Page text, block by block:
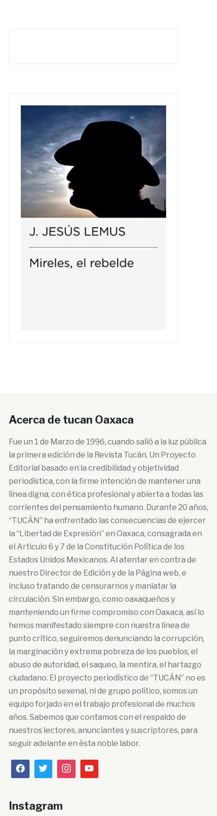
Acerca de tucan Oaxaca
Fue un 1 de Marzo de 1996, cuando salió a la luz pública
la primera edición de la Revista Tucán. Un Proyecto
Editorial basado en la credibilidad y objetividad
periodística, con la firme intención de mantener una
línea digna, con ética profesional y abierta a todas las
corrientes del pensamiento humano. Durante 20 años,
“TUCÁN” ha enfrentado las consecuencias de ejercer
la “Libertad de Expresión” en Oaxaca, consagrada en
el Articulo 6 y 7 de la Constitución Política de los
Estados Unidos Mexicanos. Al atentar en contra de
nuestro Director de Edición y de la Página web, e
incluso tratando de censurarnos y maniatar la
circulación. Sin embargo, como oaxaqueños y
manteniendo un firme compromiso con Oaxaca, así lo
hemos manifestado siempre con nuestra línea de
punto crítico, seguiremos denunciando la corrupción,
la marginación y extrema pobreza de los pueblos, el
abuso de autoridad, el saqueo, la mentira, el hartazgo
ciudadano. El proyecto periodístico de “TUCÁN” no es
un propósito sexenal, ni de grupo político, somos un
equipo forjado en el trabajo profesional de muchos
años. Sabemos que contamos con el respaldo de
nuestros lectores, anunciantes y suscriptores, para
seguir adelante en ésta noble labor.
Instagram